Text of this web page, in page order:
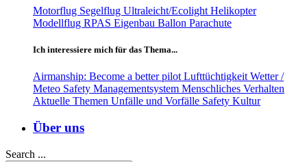
Motorflug Segelflug Ultraleicht/Ecolight Helikopter
Modellflug RPAS Eigenbau Ballon Parachute
Ich interessiere mich für das Thema...
Airmanship: Become a better pilot Lufttüchtigkeit Wetter /
Meteo Safety Managementsystem Menschliches Verhalten
Aktuelle Themen Unfälle und Vorfälle Safety Kultur
Über uns
Search ...